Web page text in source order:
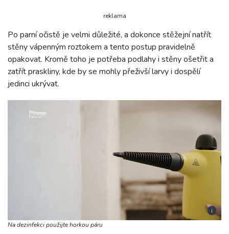
reklama
Po parní očistě je velmi důležité, a dokonce stěžejní natřít
stěny vápenným roztokem a tento postup pravidelně
opakovat. Kromě toho je potřeba podlahy i stěny ošetřit a
zatřít praskliny, kde by se mohly přeživší larvy i dospělí
jedinci ukrývat.
i
Na dezinfekci použijte horkou páru